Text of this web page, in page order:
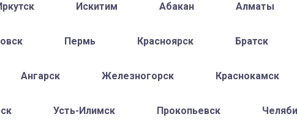
Искитим Абакан Алматы
Пермь Красноярск Братск
Ангарск Железногорск Краснокамск
Усть-Илимск Прокопьевск